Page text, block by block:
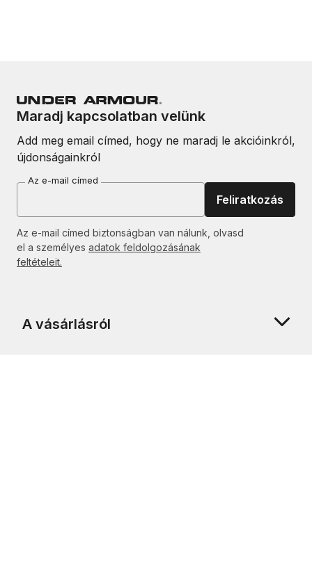
Maradj kapcsolatban velünk
Add meg email címed, hogy ne maradj le akcióinkról,
újdonságainkról
Az e-mail címed
Feliratkozás
Az e-mail címed biztonságban van nálunk, olvasd
el a személyes adatok feldolgozásának
feltételeit.
A vásárlásról